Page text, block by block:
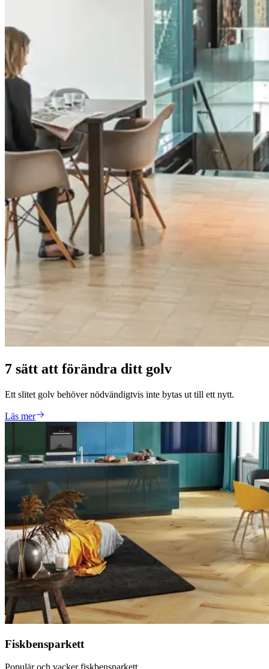
7 sätt att förändra ditt golv
Ett slitet golv behöver nödvändigtvis inte bytas ut till ett nytt.
Läs mer
Fiskbensparkett